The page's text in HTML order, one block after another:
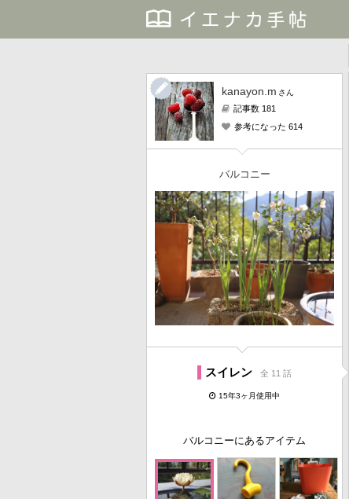
kanayon.m さん
記事数 181
参考になった 614
バルコニー
スイレン 全 11 話
15年3ヶ月使用中
バルコニーにあるアイテム